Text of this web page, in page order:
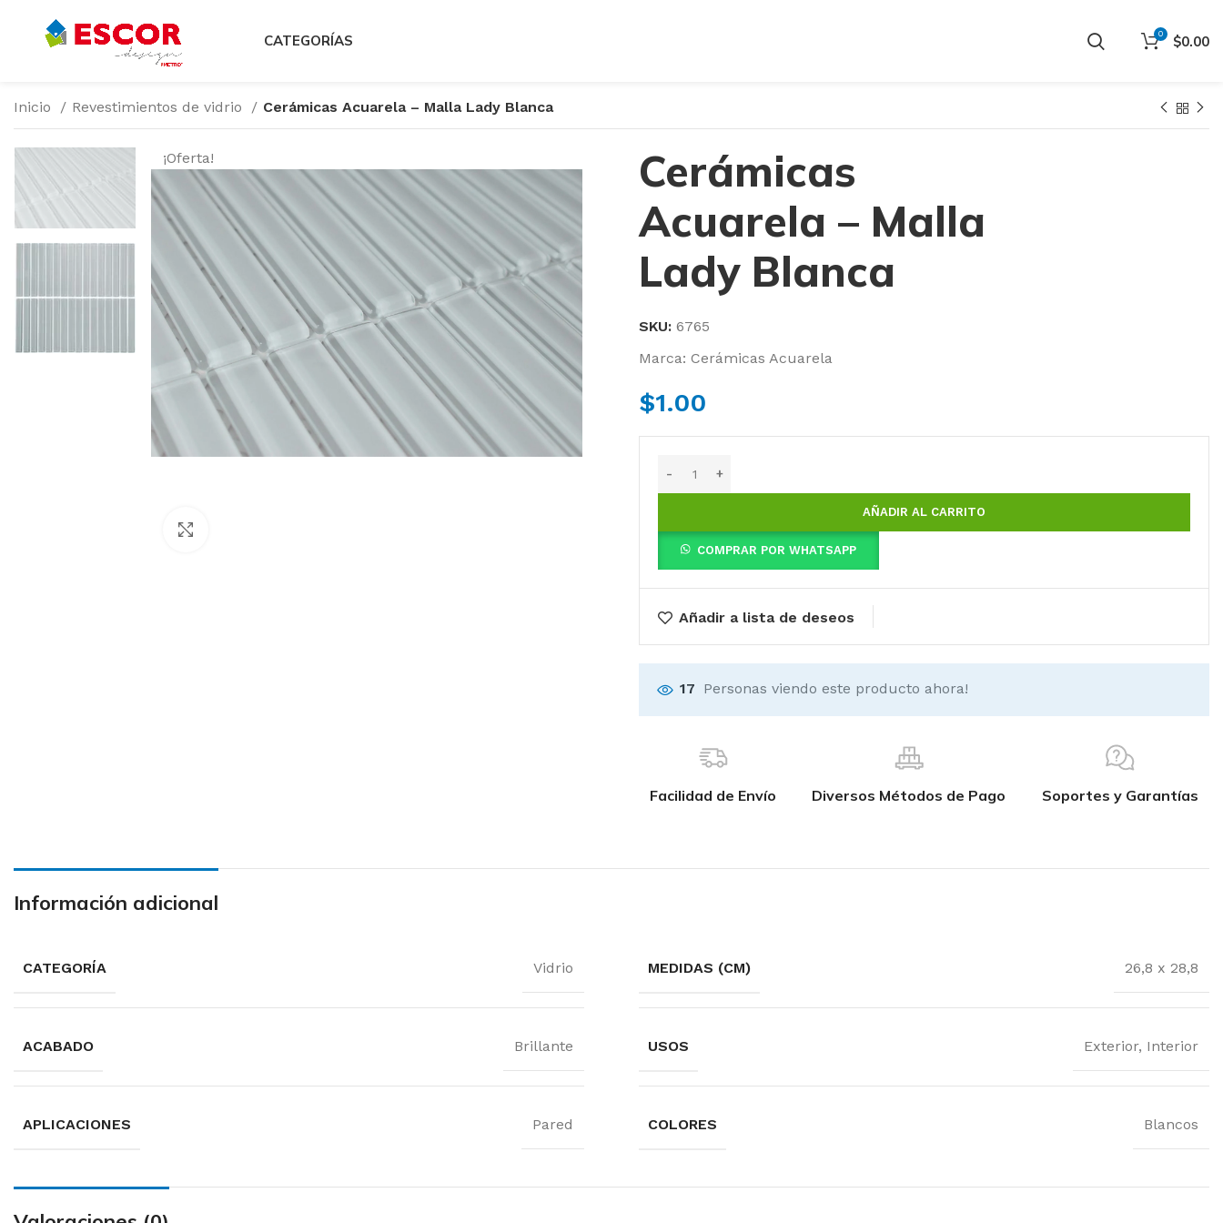
CATEGORÍAS 0 $0.00
Inicio Revestimientos de vidrio Cerámicas Acuarela – Malla Lady Blanca
¡Oferta!
Cerámicas
Acuarela – Malla
Lady Blanca
SKU: 6765
Marca: Cerámicas Acuarela
$1.00
AÑADIR AL CARRITO
COMPRAR POR WHATSAPP
Añadir a lista de deseos
17 Personas viendo este producto ahora!
Facilidad de Envío Diversos Métodos de Pago Soportes y Garantías
Información adicional
CATEGORÍA Vidrio MEDIDAS (CM) 26,8 x 28,8
ACABADO Brillante USOS Exterior, Interior
APLICACIONES Pared COLORES Blancos